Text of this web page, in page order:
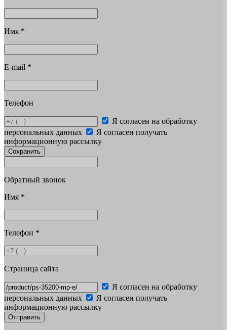
Имя *
E-mail *
Телефон
Я согласен на обработку
персональных данных
Я согласен получать
информационную рассылку
Сохранить
Обратный звонок
Имя *
Телефон *
Страница сайта
Я согласен на обработку
персональных данных
Я согласен получать
информационную рассылку
Отправить